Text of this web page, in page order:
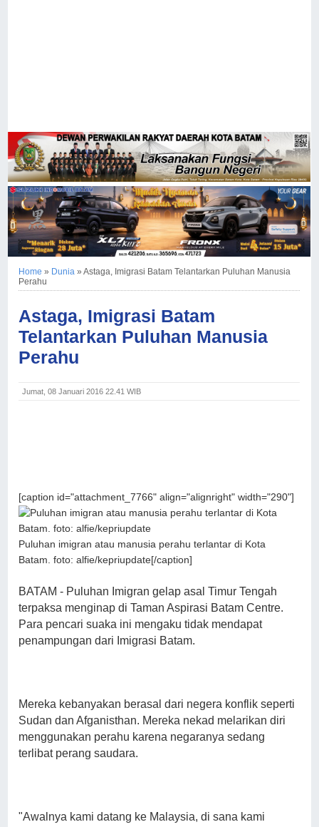
Home » Dunia »Astaga, Imigrasi Batam Telantarkan Puluhan Manusia
Perahu
Astaga, Imigrasi Batam
Telantarkan Puluhan Manusia
Perahu
Jumat, 08 Januari 2016 22.41 WIB
[caption id="attachment_7766" align="alignright" width="290"]
Puluhan imigran atau manusia perahu terlantar di Kota
Batam. foto: alfie/kepriupdate[/caption]
BATAM - Puluhan Imigran gelap asal Timur Tengah
terpaksa menginap di Taman Aspirasi Batam Centre.
Para pencari suaka ini mengaku tidak mendapat
penampungan dari Imigrasi Batam.
Mereka kebanyakan berasal dari negera konflik seperti
Sudan dan Afganisthan. Mereka nekad melarikan diri
menggunakan perahu karena negaranya sedang
terlibat perang saudara.
"Awalnya kami datang ke Malaysia, di sana kami